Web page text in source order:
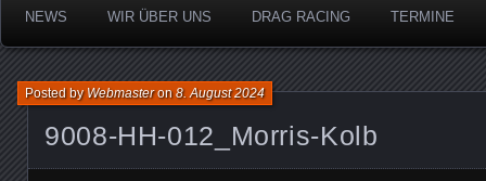
NEWS WIR ÜBER UNS DRAG RACING TERMINE
9008-HH-012_Morris-Kolb
Posted byWebmasteron8. August 2024